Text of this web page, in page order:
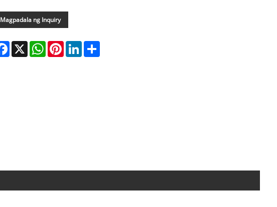
Magpadala ng Inquiry
Facebook
X WhatsApp
PinterestLinkedIn